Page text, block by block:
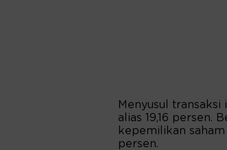
Menyusul
alias 19,16 persen.
kepemilikan
persen.